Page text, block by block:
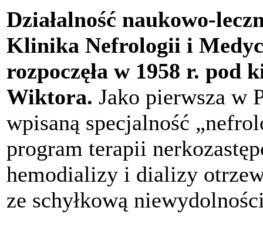
Działalność naukowo-
Klinika Nefrologii i
rozpoczęła w 1958 r. pod
Wiktora. Jako pierwsza w
wpisaną specjalność
program terapii
hemodializy i dializy
ze schyłkową